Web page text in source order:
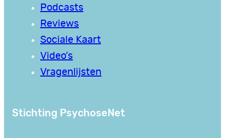
Podcasts
Reviews
Sociale Kaart
Video’s
Vragenlijsten
Stichting PsychoseNet